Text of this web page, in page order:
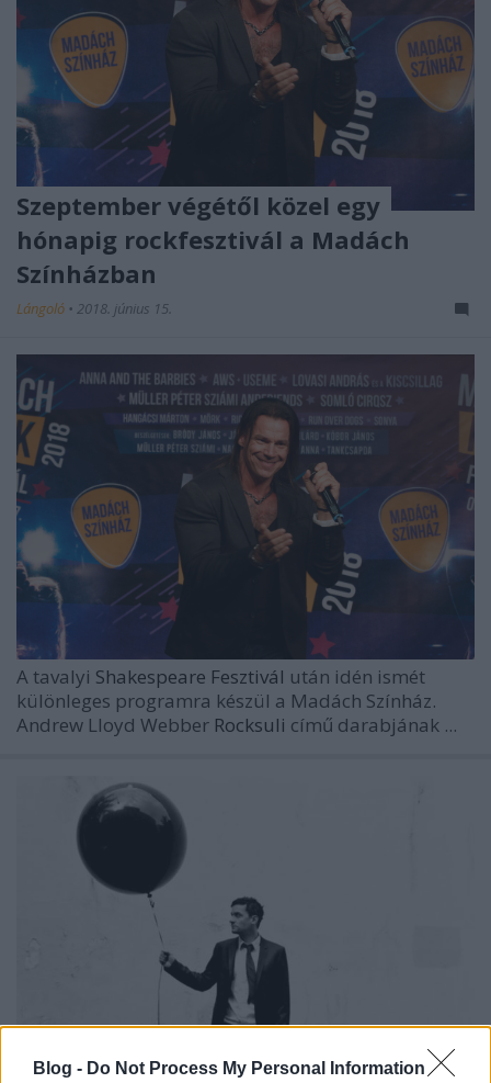
Blog - Do Not Process My Personal Information
Szeptember végétől közel egy
hónapig rockfesztivál a Madách
Színházban
Lángoló • 2018. június 15.
A tavalyi Shakespeare Fesztivál után idén ismét
különleges programra készül a Madách Színház.
Andrew Lloyd Webber Rocksuli című darabjának ...